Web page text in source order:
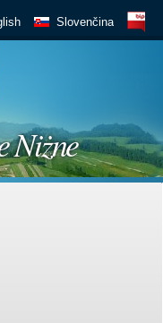
BIP
Slovenčina
Niżne